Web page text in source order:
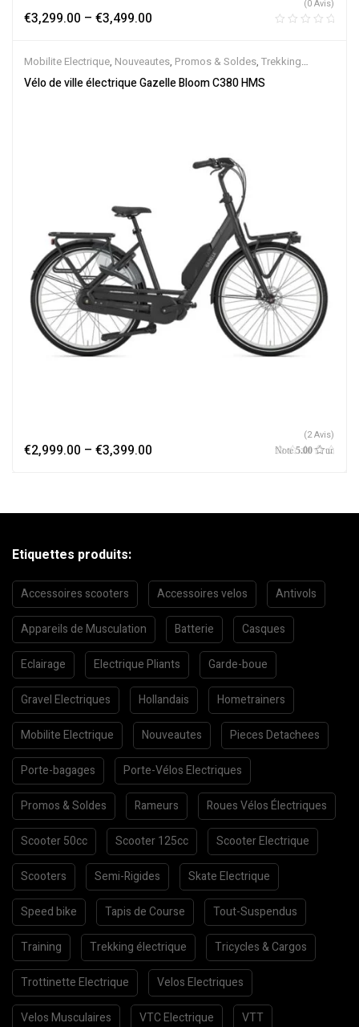
€3,299.00 – €3,499.00
(0 Avis)
Mobilite Electrique, Nouveautes, Promos & Soldes, Trekking
électrique,Vélo électrique ville,Velos Electriques,VTC Electrique
Vélo de ville électrique Gazelle Bloom C380 HMS
€2,999.00 – €3,399.00 Note5.00sur
(2 Avis)
Etiquettes produits:
Accessoires scooters Accessoires velos Antivols
Appareils de Musculation Batterie Casques
Eclairage Electrique Pliants Garde-boue
Gravel Electriques Hollandais Hometrainers
Mobilite Electrique Nouveautes Pieces Detachees
Porte-bagages Porte-Vélos Electriques
Promos & Soldes Rameurs Roues Vélos Électriques
Scooter 50cc Scooter 125cc Scooter Electrique
Scooters Semi-Rigides Skate Electrique
Speed bike Tapis de Course Tout-Suspendus
Training Trekking électrique Tricycles & Cargos
Trottinette Electrique Velos Electriques
Velos Musculaires VTC Electrique VTT